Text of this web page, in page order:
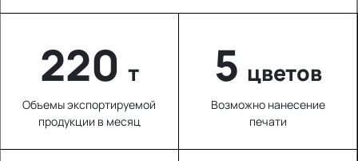
220 т
Объемы экспортируемой
продукции в месяц
5 цветов
Возможно нанесение
печати